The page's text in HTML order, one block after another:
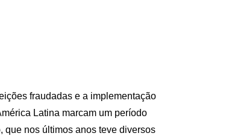
fraudadas e a implementação
Latina marcam um período
que nos últimos anos teve diversos